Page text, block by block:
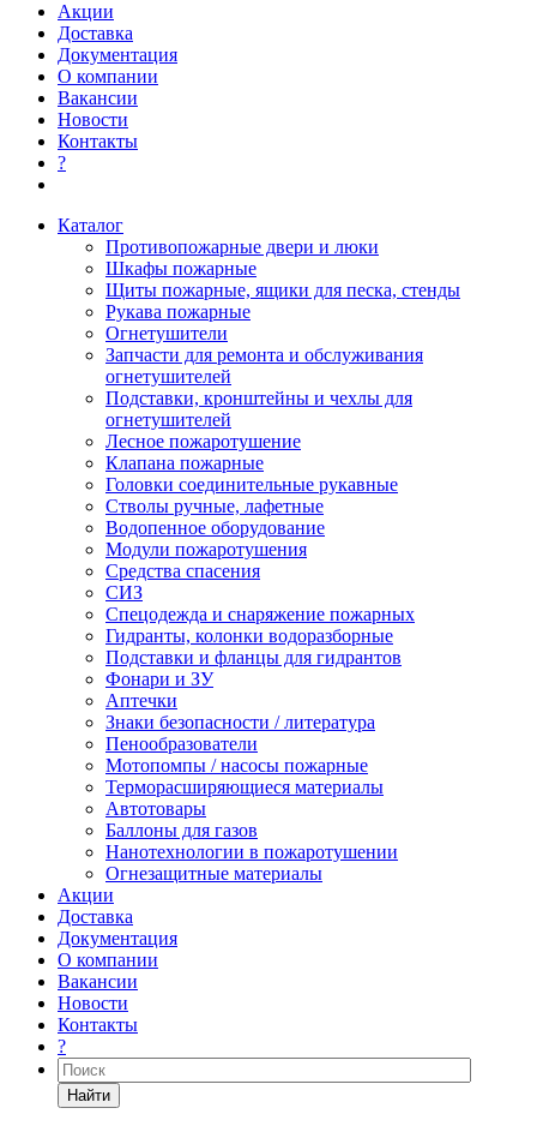
Акции
Доставка
Документация
О компании
Вакансии
Новости
Контакты
?
Каталог
Противопожарные двери и люки
Шкафы пожарные
Щиты пожарные, ящики для песка, стенды
Рукава пожарные
Огнетушители
Запчасти для ремонта и обслуживания
огнетушителей
Подставки, кронштейны и чехлы для
огнетушителей
Лесное пожаротушение
Клапана пожарные
Головки соединительные рукавные
Стволы ручные, лафетные
Водопенное оборудование
Модули пожаротушения
Средства спасения
СИЗ
Спецодежда и снаряжение пожарных
Гидранты, колонки водоразборные
Подставки и фланцы для гидрантов
Фонари и ЗУ
Аптечки
Знаки безопасности / литература
Пенообразователи
Мотопомпы / насосы пожарные
Терморасширяющиеся материалы
Автотовары
Баллоны для газов
Нанотехнологии в пожаротушении
Огнезащитные материалы
Акции
Доставка
Документация
О компании
Вакансии
Новости
Контакты
?
Найти